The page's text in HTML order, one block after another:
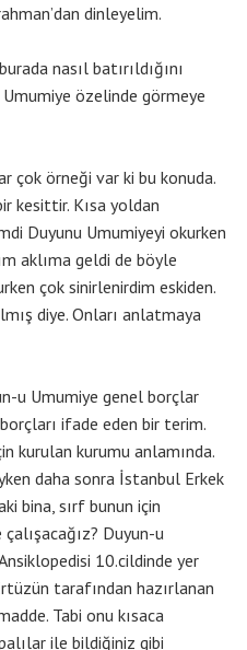
dinleyelim.
nasıl batırıldığını
özelinde görmeye
çok örneği var ki bu konuda.
kesittir. Kısa yoldan
Duyunu Umumiyeyi okurken
aklıma geldi de böyle
çok sinirlenirdim eskiden.
diye. Onları anlatmaya
u Umumiye genel borçlar
borçları ifade eden bir terim.
kurulan kurumu anlamında.
daha sonra İstanbul Erkek
bina, sırf bunun için
Duyun-u
10.cildinde yer
tarafından hazırlanan
Tabi onu kısaca
ile bildiğiniz gibi